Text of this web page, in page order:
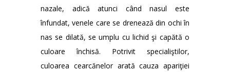
nazale, adică atunci când nasul este
înfundat, venele care se drenează din ochi în
nas se dilată, se umplu cu lichid şi capătă o
culoare închisă. Potrivit specialiştilor,
culoarea cearcănelor arată cauza apariţiei